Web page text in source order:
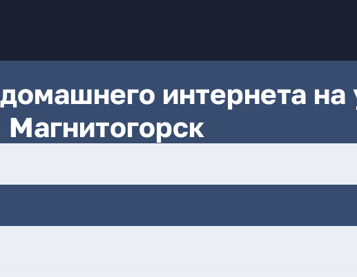
интернета на
Магнитогорск